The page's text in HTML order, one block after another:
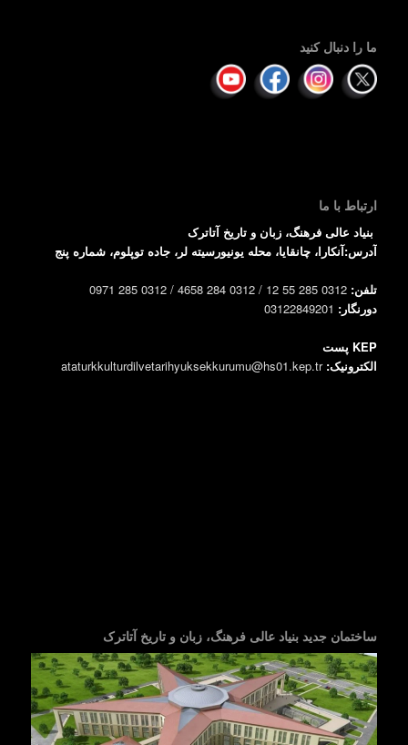
ما را دنبال کنید
ارتباط با ما
بنیاد عالی فرهنگ، زبان و تاریخ آتاترک
آدرس:آنکارا، چانقایا، محله یونیورسیته لر، جاده توپلوم، شماره پنج
تلفن:
دورنگار:
KEP پست
الکترونیک:ataturkkulturdilvetarihyuksekkurumu@hs01.kep.tr
ساختمان جدید بنیاد عالی فرهنگ، زبان و تاریخ آتاترک